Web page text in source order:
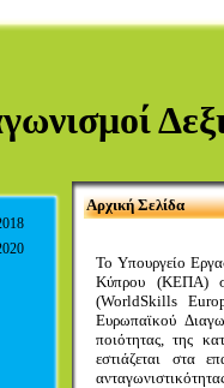
Αρχική Σελίδα
Το Υπουργείο
Κύπρου (ΚΕΠΑ)
(WorldSkills
Ευρωπαϊκού
ποιότητας, της
εστιάζεται στα